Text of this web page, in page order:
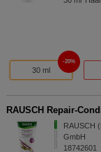
30 ml
20%
RAUSCH Repair-
RAUSCH
GmbH
18742601